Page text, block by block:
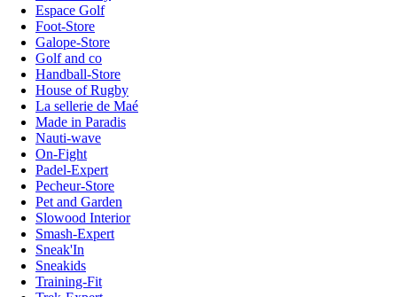
Espace Golf
Foot-Store
Galope-Store
Golf and co
Handball-Store
House of Rugby
La sellerie de Maé
Made in Paradis
Nauti-wave
On-Fight
Padel-Expert
Pecheur-Store
Pet and Garden
Slowood Interior
Smash-Expert
Sneak'In
Sneakids
Training-Fit